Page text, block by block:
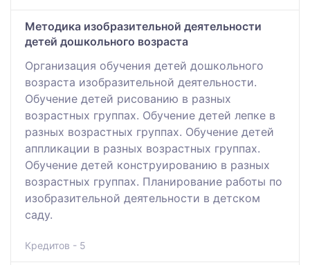
Методика изобразительной деятельности
детей дошкольного возраста
Организация обучения детей дошкольного
возраста изобразительной деятельности.
Обучение детей рисованию в разных
возрастных группах. Обучение детей лепке в
разных возрастных группах. Обучение детей
аппликации в разных возрастных группах.
Обучение детей конструированию в разных
возрастных группах. Планирование работы по
изобразительной деятельности в детском
саду.
Кредитов - 5